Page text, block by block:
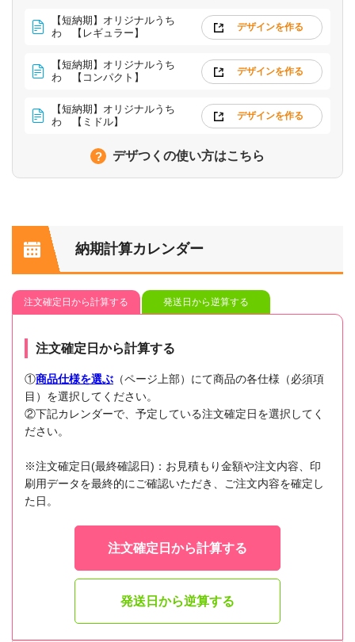
【短納期】オリジナルうち
わ 【レギュラー】
デザインを作る
【短納期】オリジナルうち
わ 【コンパクト】
デザインを作る
【短納期】オリジナルうち
わ 【ミドル】
デザインを作る
デザつくの使い方はこちら
納期計算カレンダー
注文確定日から計算する 発送日から逆算する
注文確定日から計算する
①商品仕様を選ぶ （ページ上部）にて商品の各仕様（必須項
目）を選択してください。
②下記カレンダーで、予定している注文確定日を選択してく
ださい。
※注文確定日(最終確認日)：お見積もり金額や注文内容、印
刷用データを最終的にご確認いただき、ご注文内容を確定し
た日。
注文確定日から計算する
発送日から逆算する